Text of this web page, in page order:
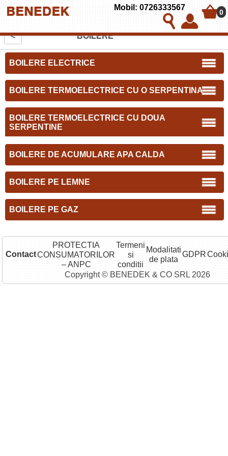
Mobil: 0726333567
0
< BOILERE
BOILERE ELECTRICE
BOILERE TERMOELECTRICE CU O SERPENTINA
BOILERE TERMOELECTRICE CU DOUA
SERPENTINE
BOILERE DE ACUMULARE APA CALDA
BOILERE PE LEMNE
BOILERE PE GAZ
Contact
PROTECTIA
CONSUMATORILOR
– ANPC
Termeni
si
conditii
Modalitati
de plata
GDPR
Copyright © BENEDEK & CO SRL 2026